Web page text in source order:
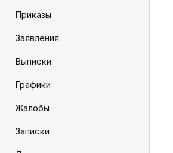
Приказы
Заявления
Выписки
Графики
Жалобы
Записки